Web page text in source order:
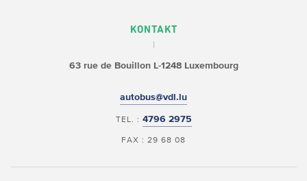
KONTAKT
63 rue de BouillonL-1248 Luxembourg
autobus@vdl.lu
TEL. : 4796 2975
FAX : 29 68 08